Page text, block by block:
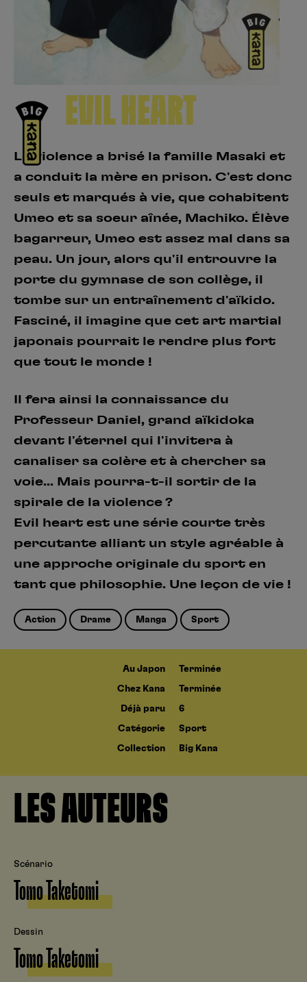
EVIL HEART
La violence a brisé la famille Masaki et
a conduit la mère en prison. C'est donc
seuls et marqués à vie, que cohabitent
Umeo et sa soeur aînée, Machiko. Élève
bagarreur, Umeo est assez mal dans sa
peau. Un jour, alors qu'il entrouvre la
porte du gymnase de son collège, il
tombe sur un entraînement d'aïkido.
Fasciné, il imagine que cet art martial
japonais pourrait le rendre plus fort
que tout le monde !
Il fera ainsi la connaissance du
Professeur Daniel, grand aïkidoka
devant l'éternel qui l'invitera à
canaliser sa colère et à chercher sa
voie... Mais pourra-t-il sortir de la
spirale de la violence ?
Evil heart est une série courte très
percutante alliant un style agréable à
une approche originale du sport en
tant que philosophie. Une leçon de vie !
Action Drame Manga Sport
Au Japon Terminée
Chez Kana Terminée
Déjà paru 6
Catégorie Sport
Collection Big Kana
LES AUTEURS
Scénario
Tomo Taketomi
Dessin
Tomo Taketomi
S’inscrire
Hunter x Hunter
Fire Force